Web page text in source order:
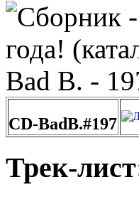
CD-BadB.#197
Трек-